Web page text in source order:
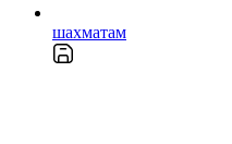
шахматам